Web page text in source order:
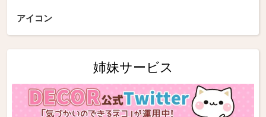
アイコン
姉妹サービス